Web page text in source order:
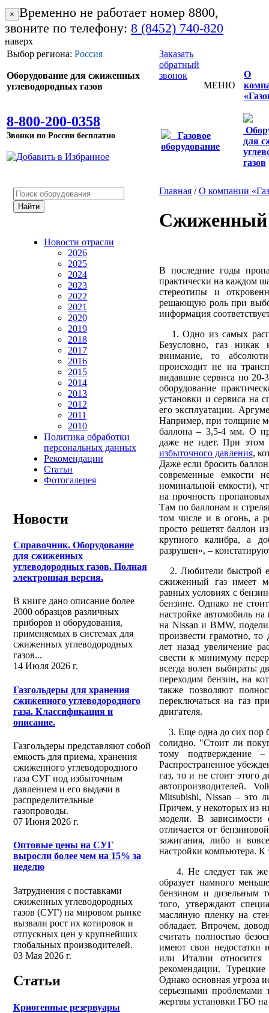
× Временно не работает номер 8800,
звоните по телефону: 8 (8452) 740-820
наверх
Выбор региона: Россия
Оборудование для сжиженных
углеводородных газов
8-800-200-0358
Звонки по России бесплатно
Заказать
обратный
звонок
МЕНЮ
О
Газовое
оборудование
для
газов
Новости отрасли
2026
2025
2024
2023
2022
2021
2020
2019
2018
2017
2016
2015
2014
2013
2012
2011
2010
Политика обработки
персональных данных
Рекомендации
Статьи
Фотогалерея
Новости
Справочник. Оборудование
для сжиженных
углеводородных газов. Полная
электронная версия.
В книге дано описание более
2000 образцов различных
приборов и оборудования,
применяемых в системах для
сжиженных углеводородных
газов...
14 Июля 2026 г.
Газгольдеры для хранения
сжиженного углеводородного
газа. Классификация и
описание.
Газгольдеры представляют собой
емкость для приема, хранения
сжиженного углеводородного
газа СУГ под избыточным
давлением и его выдачи в
распределительные
газопроводы.
07 Июня 2026 г.
Оптовые цены на СУГ
выросли более чем на 15% за
неделю
Затруднения с поставками
сжиженных углеводородных
газов (СУГ) на мировом рынке
вызвали рост их котировок и
отпускных цен у крупнейших
глобальных производителей.
03 Мая 2026 г.
Статьи
Криогенные резервуары
Главная /О компании
Сжиженный
В последние годы
практически на каждом
стереотипы и
решающую роль при
информация
1. Одно из самых
Безусловно, газ никак
внимание, то
происходит не на
видавшие сервиса по 20-
оборудование
установки и сервиса на
его эксплуатации.
Например, при толщине
баллона – 3,5-4 мм. О
даже не идет. При этом
избыточного давления,
Даже если бросить
современные емкости
номинальной емкости),
на прочность
Там по баллонам и
том числе и в огонь, а
просто решетят баллон
крупного калибра, а
разрушен», –
2. Любители быстрой
сжиженный газ имеет
равных условиях с
бензине. Однако не
настройке автомобиль
на Nissan и BMW,
произвести грамотно,
лет назад увеличение
свести к минимуму
всегда волен выбирать:
переходим бензин, на
также позволяют
переключаться на газ
двигателя.
3. Еще одна до сих пор
солидно. "Стоит ли
тому подтверждение
Распространенное
газ, то и не стоит этого
автопроизводителей.
Mitsubishi, Nissan – это
Причем, у некоторых из
модели. В зависимости
отличается от
зажигания, либо и
настройки компьютера. К
4. Не следует так же
образует намного
бензином и дизельным
того, утверждают
масляную пленку на
обладает. Впрочем,
считать полностью
имеют свои недостатки
или Италии относится
рекомендации.
Однако основная угроза
серьезными проблемами
жертвы установки ГБО